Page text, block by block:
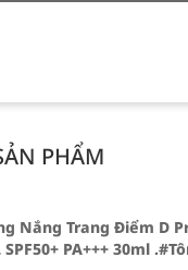
PHẨM
Nắng Trang Điểm D
PA+++ 30ml